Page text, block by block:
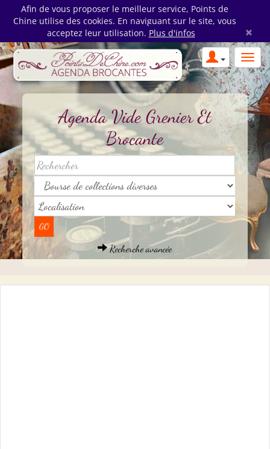
Afin de vous proposer le meilleur service, Points de
Chine utilise des cookies. En naviguant sur le site, vous
acceptez leur utilisation. Plus d'infos ×
Agenda Vide Grenier Et
Brocante
Recherche avancée